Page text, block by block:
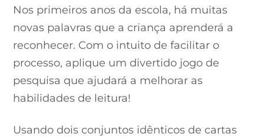
Nos primeiros anos da escola, há muitas
novas palavras que a criança aprenderá a
reconhecer. Com o intuito de facilitar o
processo, aplique um divertido jogo de
pesquisa que ajudará a melhorar as
habilidades de leitura!
Usando dois conjuntos idênticos de cartas